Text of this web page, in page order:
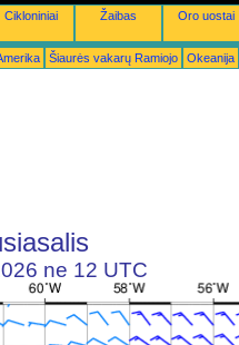
Cikloniniai Žaibas Oro uostai
Šiaurės vakarų Ramiojo Okeanija
ne 12 UTC